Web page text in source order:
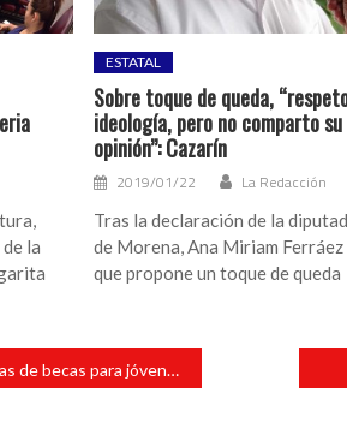
la
ESTATAL
Sobre toque de queda,
ideología, pero no comparto su
opinión”: Cazarín
2019/01/22 La Redacción
Tras la declaración de la
de Morena, Ana Miriam Ferráez
que propone un toque de queda
jóvenes: Cuitláhuac García